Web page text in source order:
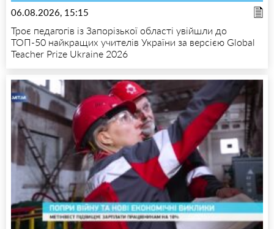
06.08.2026, 15:15
Троє педагогів із Запорізької області увійшли до
ТОП-50 найкращих учителів України за версією Global
Teacher Prize Ukraine 2026